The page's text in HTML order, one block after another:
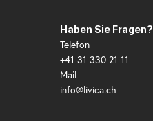
Haben Sie Fragen?
Telefon
+41 31 330 21 11
Mail
info@livica.ch